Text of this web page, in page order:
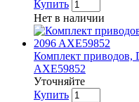
Купить
Нет в наличии
Комплект приводов,
AXE59852
Уточняйте
Купить